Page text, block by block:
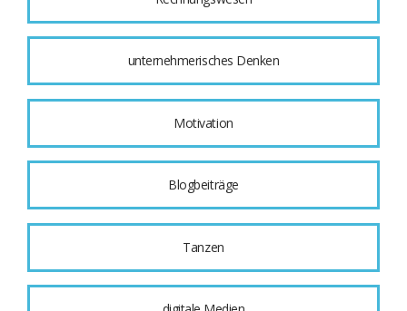
unternehmerisches Denken
Motivation
Blogbeiträge
Tanzen